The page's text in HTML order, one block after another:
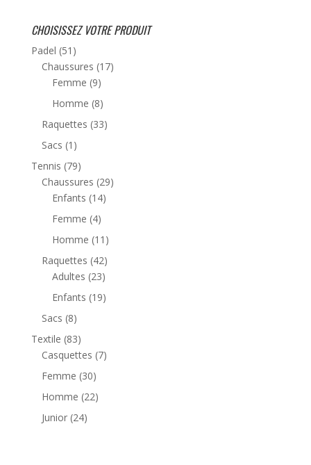
CHOISISSEZ VOTRE PRODUIT
Padel (51)
Chaussures (17)
Femme (9)
Homme (8)
Raquettes (33)
Sacs (1)
Tennis (79)
Chaussures (29)
Enfants (14)
Femme (4)
Homme (11)
Raquettes (42)
Adultes (23)
Enfants (19)
Sacs (8)
Textile (83)
Casquettes (7)
Femme (30)
Homme (22)
Junior (24)